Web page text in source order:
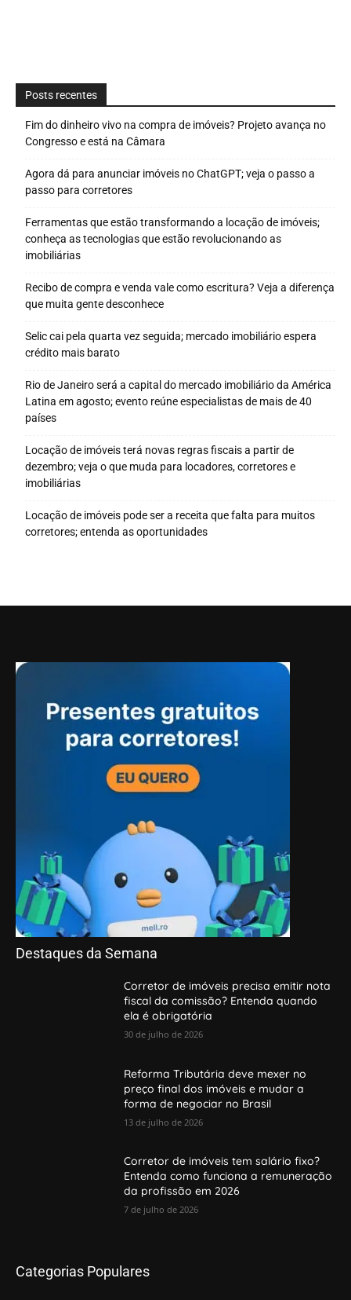
Posts recentes
Fim do dinheiro vivo na compra de imóveis? Projeto avança no
Congresso e está na Câmara
Agora dá para anunciar imóveis no ChatGPT; veja o passo a
passo para corretores
Ferramentas que estão transformando a locação de imóveis;
conheça as tecnologias que estão revolucionando as
imobiliárias
Recibo de compra e venda vale como escritura? Veja a diferença
que muita gente desconhece
Selic cai pela quarta vez seguida; mercado imobiliário espera
crédito mais barato
Rio de Janeiro será a capital do mercado imobiliário da América
Latina em agosto; evento reúne especialistas de mais de 40
países
Locação de imóveis terá novas regras fiscais a partir de
dezembro; veja o que muda para locadores, corretores e
imobiliárias
Locação de imóveis pode ser a receita que falta para muitos
corretores; entenda as oportunidades
Destaques da Semana
Corretor de imóveis precisa emitir nota
fiscal da comissão? Entenda quando
ela é obrigatória
30 de julho de 2026
Reforma Tributária deve mexer no
preço final dos imóveis e mudar a
forma de negociar no Brasil
13 de julho de 2026
Corretor de imóveis tem salário fixo?
Entenda como funciona a remuneração
da profissão em 2026
7 de julho de 2026
Categorias Populares